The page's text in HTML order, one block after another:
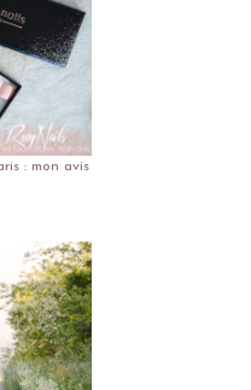
: mon avis